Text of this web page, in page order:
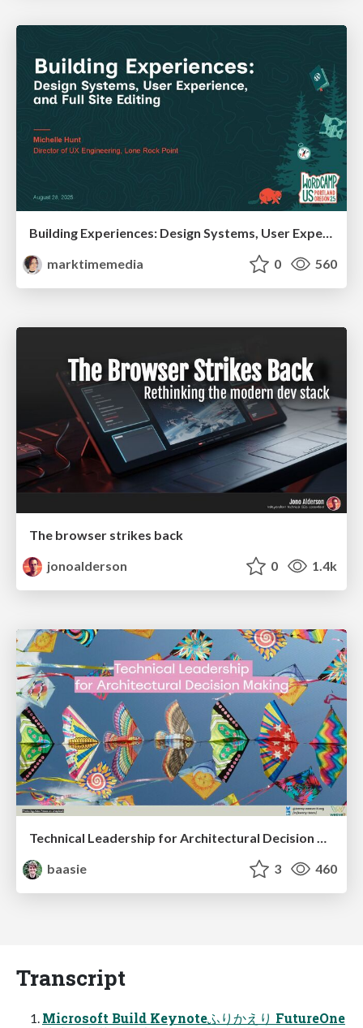
Building Experiences: Design Systems, User Experience, and Full Site Editing
marktimemedia
0 560
The browser strikes back
jonoalderson
0 1.4k
baasie
3 460
Transcript
Microsoft Build Keynoteふりかえり FutureOne